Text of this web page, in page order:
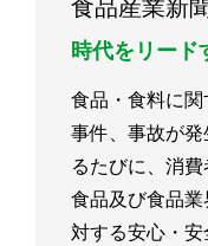
時代をリード
食品・食料に関
事件、事故が発
るたびに、消
食品及び食品業
対する安心・安